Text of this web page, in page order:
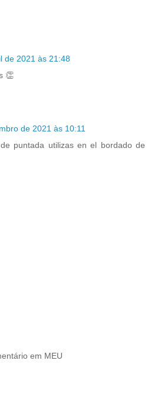
de 2021 às 21:48
👏
de 2021 às 10:11
puntada utilizas en el bordado de
em MEU